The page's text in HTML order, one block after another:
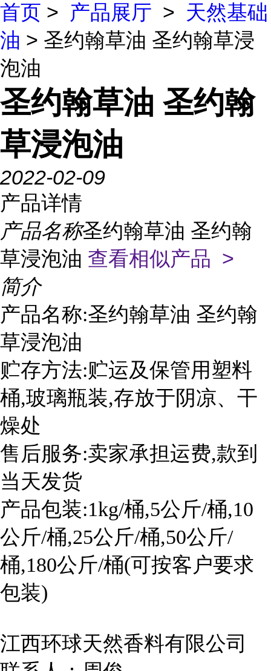
首页 > 产品展厅 > 天然基础
油 > 圣约翰草油 圣约翰草浸
泡油
圣约翰草油 圣约翰
草浸泡油
2022-02-09
产品详情
产品名称圣约翰草油 圣约翰
草浸泡油 查看相似产品 >
简介
产品名称:圣约翰草油 圣约翰
草浸泡油
贮存方法:贮运及保管用塑料
桶,玻璃瓶装,存放于阴凉、干
燥处
售后服务:卖家承担运费,款到
当天发货
产品包装:1kg/桶,5公斤/桶,10
公斤/桶,25公斤/桶,50公斤/
桶,180公斤/桶(可按客户要求
包装)
江西环球天然香料有限公司